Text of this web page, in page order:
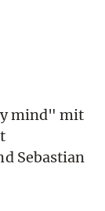
mind" mit
Sebastian